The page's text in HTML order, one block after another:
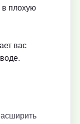
в плохую
вас